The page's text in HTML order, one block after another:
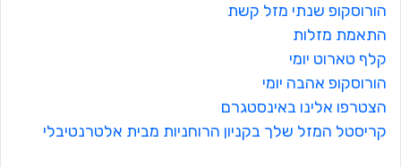
הורוסקופ שנתי מזל קשת
התאמת מזלות
קלף טארוט יומי
הורוסקופ אהבה יומי
הצטרפו אלינו באינסטגרם
קריסטל המזל שלך בקניון הרוחניות מבית אלטרנטיבלי